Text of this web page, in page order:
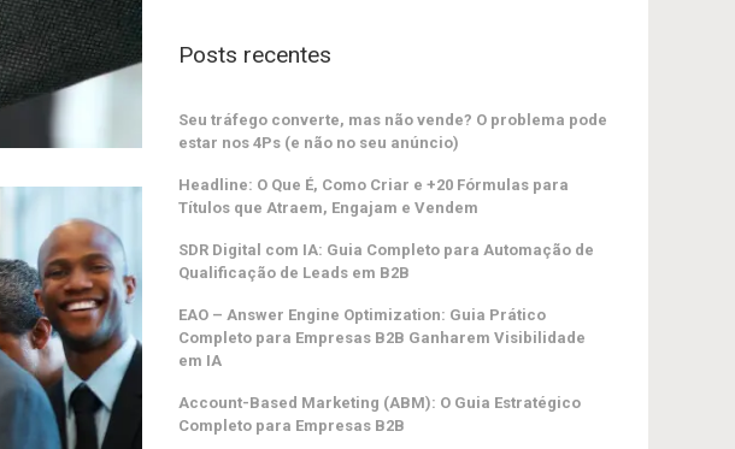
Posts recentes
Seu tráfego converte, mas não vende? O problema pode
estar nos 4Ps (e não no seu anúncio)
Headline: O Que É, Como Criar e +20 Fórmulas para
Títulos que Atraem, Engajam e Vendem
SDR Digital com IA: Guia Completo para Automação de
Qualificação de Leads em B2B
EAO – Answer Engine Optimization: Guia Prático
Completo para Empresas B2B Ganharem Visibilidade
em IA
Account-Based Marketing (ABM): O Guia Estratégico
Completo para Empresas B2B